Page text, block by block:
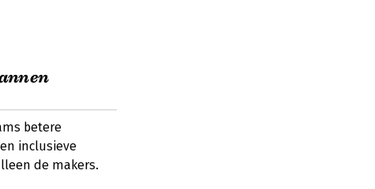
betere
inclusieve
de makers.